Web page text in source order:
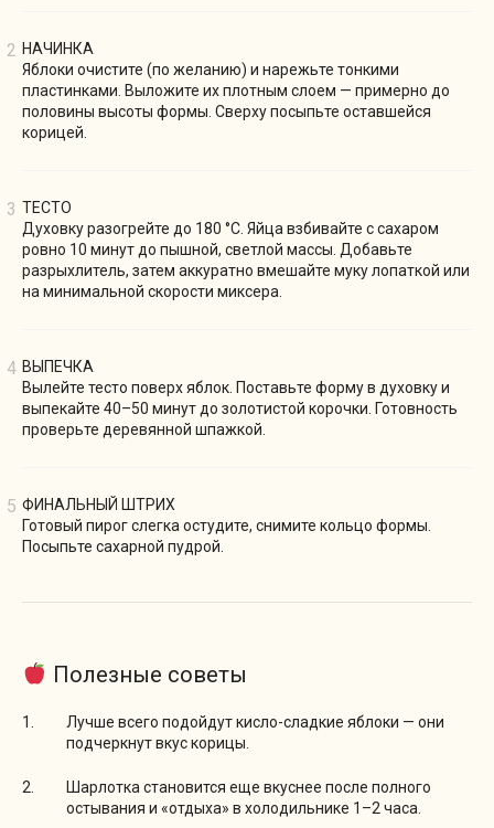
НАЧИНКА
Яблоки очистите (по желанию) и нарежьте тонкими
пластинками. Выложите их плотным слоем — примерно до
половины высоты формы. Сверху посыпьте оставшейся
корицей.
ТЕСТО
Духовку разогрейте до 180 °C. Яйца взбивайте с сахаром
ровно 10 минут до пышной, светлой массы. Добавьте
разрыхлитель, затем аккуратно вмешайте муку лопаткой или
на минимальной скорости миксера.
ВЫПЕЧКА
Вылейте тесто поверх яблок. Поставьте форму в духовку и
выпекайте 40–50 минут до золотистой корочки. Готовность
проверьте деревянной шпажкой.
ФИНАЛЬНЫЙ ШТРИХ
Готовый пирог слегка остудите, снимите кольцо формы.
Посыпьте сахарной пудрой.
Полезные советы
Лучше всего подойдут кисло-сладкие яблоки — они
подчеркнут вкус корицы.
Шарлотка становится еще вкуснее после полного
остывания и «отдыха» в холодильнике 1–2 часа.